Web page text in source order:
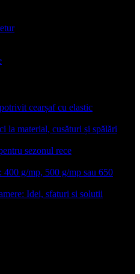
cearșaf cu elastic
la material, cusături și spălări
sezonul rece
g/mp, 500 g/mp sau 650
Idei, sfaturi si solutii